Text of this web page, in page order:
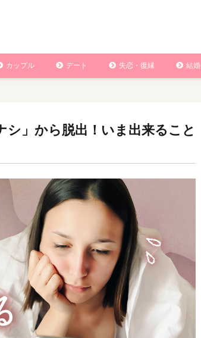
カップル デート 失恋・復縁 結婚
」から脱出！いま出来ること